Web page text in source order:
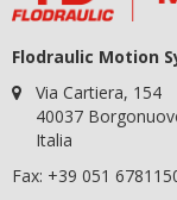
Flodraulic Motion
Via Cartiera, 154
40037
Italia
Fax: +39 051